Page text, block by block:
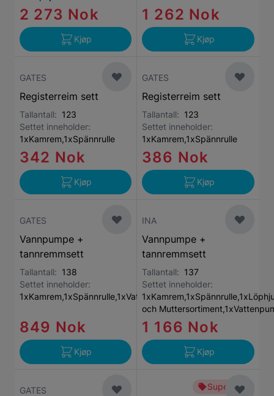
2 273 Nok
Kjøp
1 262 Nok
Kjøp
GATES
Registerreim sett
Tallantall: 123
Settet inneholder:
1xKamrem,1xSpännrulle
342 Nok
Kjøp
GATES
Registerreim sett
Tallantall: 123
Settet inneholder:
1xKamrem,1xSpännrulle
386 Nok
Kjøp
GATES
Vannpumpe +
tannremmsett
Tallantall: 138
Settet inneholder:
1xKamrem,1xSpännrulle,1xVattenpump
849 Nok
Kjøp
INA
Vannpumpe +
tannremmsett
Tallantall: 137
Settet inneholder:
och
1 166 Nok
Kjøp
GATES Superbillig